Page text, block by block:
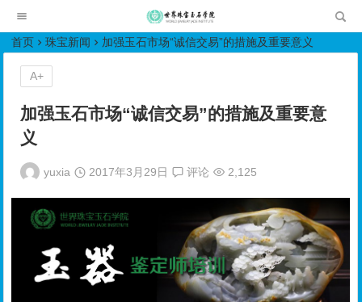
首页 珠宝新闻 加强玉石市场“诚信交易”的措施及重要意义
加强玉石市场“诚信交易”的措施及重要意
义
yuxia 2017年3月29日 评论 2,125
A+